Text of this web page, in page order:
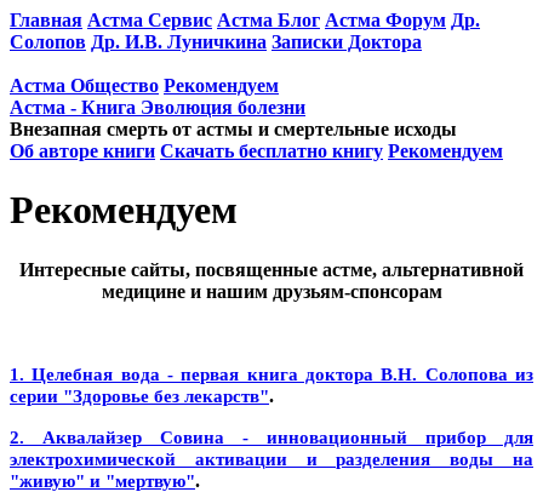
Главная Астма Сервис Астма Блог Астма Форум Др.
Солопов Др. И.В. Луничкина Записки Доктора
Астма Общество Рекомендуем
Астма - Книга Эволюция болезни
Внезапная смерть от астмы и смертельные исходы
Об авторе книги Скачать бесплатно книгу Рекомендуем
Рекомендуем
Интересные сайты, посвященные астме, альтернативной
медицине и нашим друзьям-спонсорам
1. Целебная вода - первая книга доктора В.Н. Солопова из
серии "Здоровье без лекарств".
2. Аквалайзер Совина - инновационный прибор для
электрохимической активации и разделения воды на
"живую" и "мертвую".